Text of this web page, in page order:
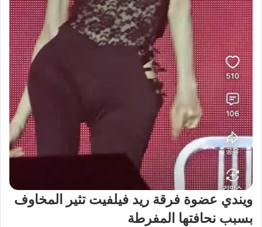
ويندي عضوة فرقة ريد فيلفيت تثير المخاوف
بسبب نحافتها المفرطة